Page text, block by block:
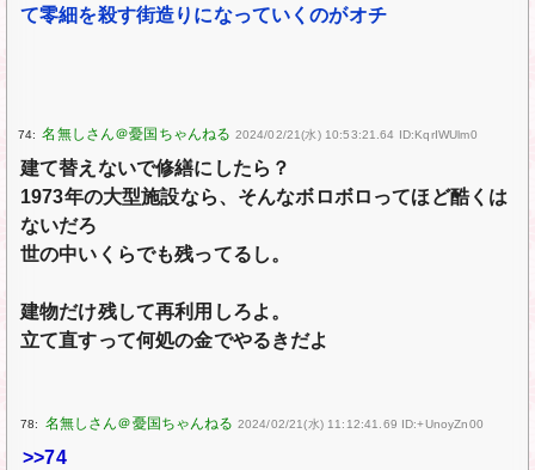
て零細を殺す街造りになっていくのがオチ
74: 2024/02/21(水) 10:53:21.64 ID:KqrIWUlm0
建て替えないで修繕にしたら？
1973年の大型施設なら、そんなボロボロってほど酷くは
ないだろ
世の中いくらでも残ってるし。
建物だけ残して再利用しろよ。
立て直すって何処の金でやるきだよ
78: 2024/02/21(水) 11:12:41.69 ID:+UnoyZn00
>>74